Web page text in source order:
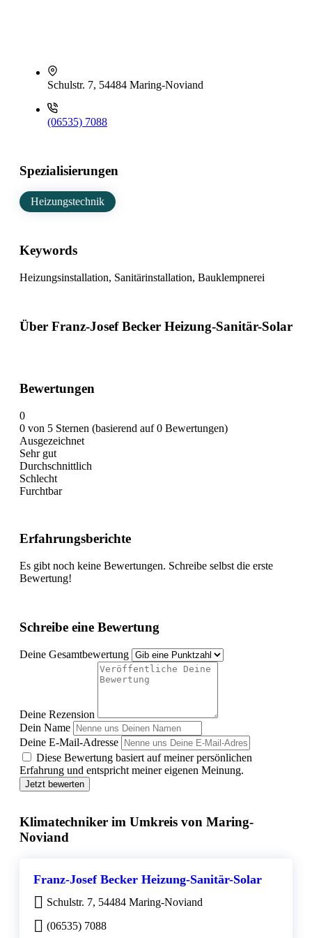
Schulstr. 7, 54484 Maring-Noviand
(06535) 7088
Spezialisierungen
Heizungstechnik
Keywords
Heizungsinstallation, Sanitärinstallation, Bauklempnerei
Über Franz-Josef Becker Heizung-Sanitär-Solar
Bewertungen
0
0 von 5 Sternen (basierend auf 0 Bewertungen)
Ausgezeichnet
Sehr gut
Durchschnittlich
Schlecht
Furchtbar
Erfahrungsberichte
Es gibt noch keine Bewertungen. Schreibe selbst die erste
Bewertung!
Schreibe eine Bewertung
Deine Gesamtbewertung
Deine Rezension
Dein Name
Deine E-Mail-Adresse
Diese Bewertung basiert auf meiner persönlichen
Erfahrung und entspricht meiner eigenen Meinung.
Jetzt bewerten
Klimatechniker im Umkreis von Maring-
Noviand
Franz-Josef Becker Heizung-Sanitär-Solar
Schulstr. 7, 54484 Maring-Noviand
(06535) 7088